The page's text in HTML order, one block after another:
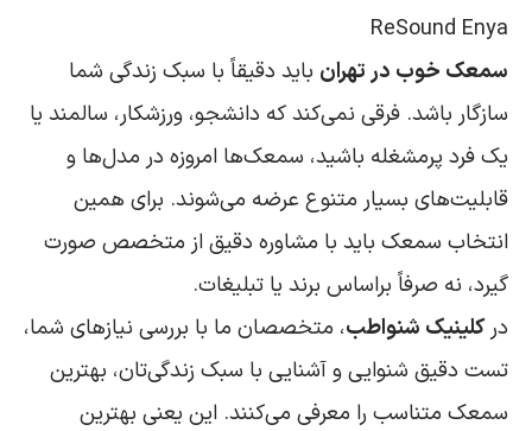
ReSound Enya
سمعک خوب در تهران باید دقیقاً با سبک زندگی شما
سازگار باشد. فرقی نمی‌کند که دانشجو، ورزشکار، سالمند یا
یک فرد پرمشغله باشید، سمعک‌ها امروزه در مدل‌ها و
قابلیت‌های بسیار متنوع عرضه می‌شوند. برای همین
انتخاب سمعک باید با مشاوره دقیق از متخصص صورت
گیرد، نه صرفاً براساس برند یا تبلیغات.
درکلینیک شنواطب، متخصصان ما با بررسی نیازهای شما،
تست دقیق شنوایی و آشنایی با سبک زندگی‌تان، بهترین
سمعک متناسب را معرفی می‌کنند. این یعنی بهترین